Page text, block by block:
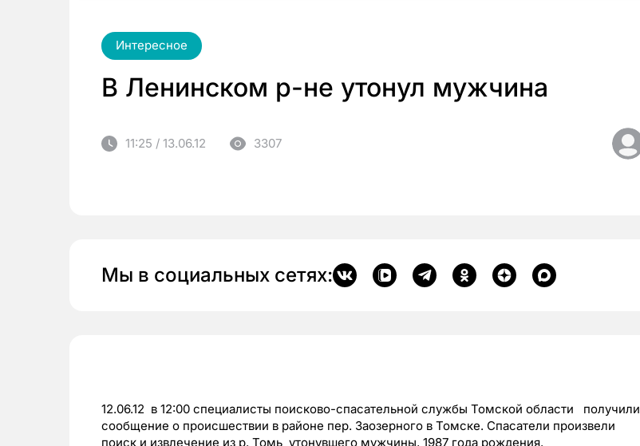
Интересное
В Ленинском р-не утонул мужчина
11:25 / 13.06.12 3307
Мы в социальных сетях:
12.06.12 в 12:00 специалисты поисково-спасательной службы Томской области получили
сообщение о происшествии в районе пер. Заозерного в Томске. Спасатели произвели
поиск и извлечение из р. Томь утонувшего мужчины, 1987 года рождения.